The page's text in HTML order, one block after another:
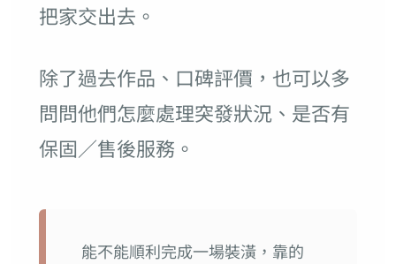
把家交出去。
除了過去作品、口碑評價，也可以多
問問他們怎麼處理突發狀況、是否有
保固／售後服務。
能不能順利完成一場裝潢，靠的